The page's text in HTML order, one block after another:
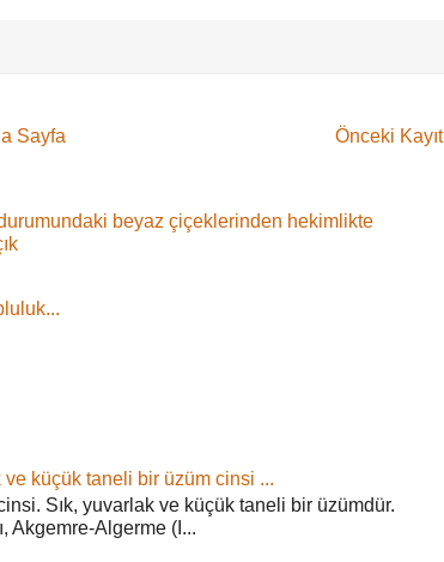
Önceki Kayıt
Sayfa
durumundaki beyaz çiçeklerinden hekimlikte
küçük taneli bir üzüm cinsi ...
Sık, yuvarlak ve küçük taneli bir üzümdür.
Akgemre-Algerme (I...